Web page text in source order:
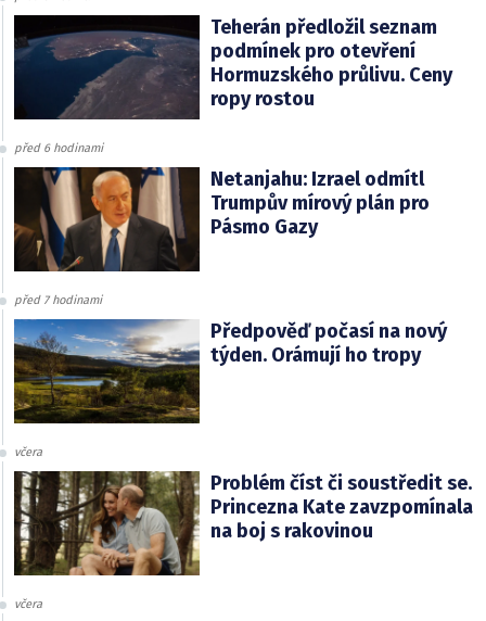
Teherán předložil seznam
podmínek pro otevření
Hormuzského průlivu. Ceny
ropy rostou
před 6 hodinami
Netanjahu: Izrael odmítl
Trumpův mírový plán pro
Pásmo Gazy
před 7 hodinami
Předpověď počasí na nový
týden. Orámují ho tropy
včera
Problém číst či soustředit se.
Princezna Kate zavzpomínala
na boj s rakovinou
včera